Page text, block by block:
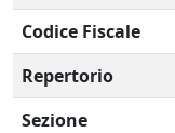
Codice Fiscale
Repertorio
Sezione